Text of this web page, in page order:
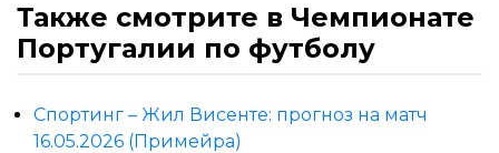
Также смотрите в Чемпионате
Португалии по футболу
Спортинг – Жил Висенте: прогноз на матч
16.05.2026 (Примейра)